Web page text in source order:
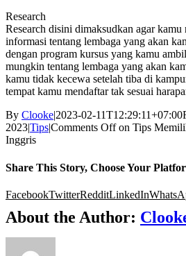
Research
Research disini dimaksudkan agar
informasi tentang lembaga yang akan
dengan program kursus yang kamu
mungkin tentang lembaga yang akan
kamu tidak kecewa setelah tiba di
tempat kamu mendaftar tak sesuai
By Clooke|2023-02-11T12:29:11+07:00
2023|Tips|Comments Offon Tips
Inggris
Share This Story, Choose Your
FacebookTwitterRedditLinkedIn
About the Author: